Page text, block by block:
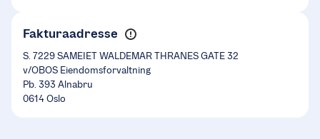
Fakturaadresse
S. 7229 SAMEIET WALDEMAR THRANES GATE 32
v/OBOS Eiendomsforvaltning
Pb. 393 Alnabru
0614 Oslo